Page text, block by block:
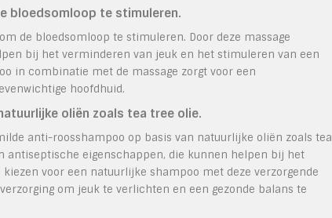
bloedsomloop te stimuleren.
de bloedsomloop te stimuleren. Door deze massage
bij het verminderen van jeuk en het stimuleren van een
in combinatie met de massage zorgt voor een
hoofdhuid.
oliën zoals tea tree olie.
anti-roosshampoo op basis van natuurlijke oliën zoals tea
antiseptische eigenschappen, die kunnen helpen bij het
voor een natuurlijke shampoo met deze verzorgende
om jeuk te verlichten en een gezonde balans te